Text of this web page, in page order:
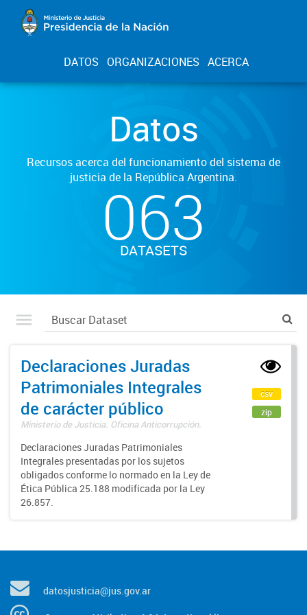
DATOS ORGANIZACIONES ACERCA
Datos
Recursos acerca del funcionamiento del sistema de
justicia de la República Argentina.
063
DATASETS
Declaraciones Juradas
Patrimoniales Integrales
de carácter público
Ministerio de Justicia. Oficina Anticorrupción.
Declaraciones Juradas Patrimoniales
Integrales presentadas por los sujetos
obligados conforme lo normado en la Ley de
Ética Pública 25.188 modificada por la Ley
26.857.
csv
zip
datosjusticia@jus.gov.ar